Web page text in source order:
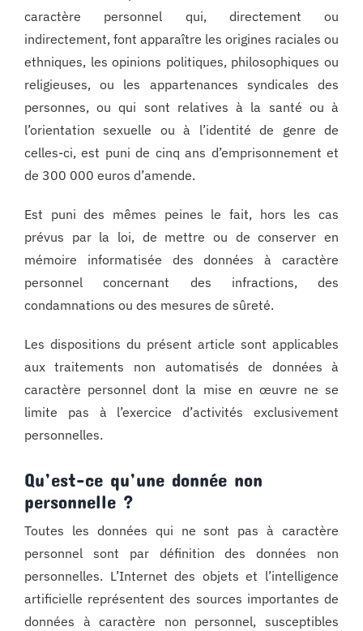
caractère personnel qui, directement ou
indirectement, font apparaître les origines raciales ou
ethniques, les opinions politiques, philosophiques ou
religieuses, ou les appartenances syndicales des
personnes, ou qui sont relatives à la santé ou à
l’orientation sexuelle ou à l’identité de genre de
celles-ci, est puni de cinq ans d’emprisonnement et
de 300 000 euros d’amende.
Est puni des mêmes peines le fait, hors les cas
prévus par la loi, de mettre ou de conserver en
mémoire informatisée des données à caractère
personnel concernant des infractions, des
condamnations ou des mesures de sûreté.
Les dispositions du présent article sont applicables
aux traitements non automatisés de données à
caractère personnel dont la mise en œuvre ne se
limite pas à l’exercice d’activités exclusivement
personnelles.
Qu’est-ce qu’une donnée non
personnelle ?
Toutes les données qui ne sont pas à caractère
personnel sont par définition des données non
personnelles. L’Internet des objets et l’intelligence
artificielle représentent des sources importantes de
données à caractère non personnel, susceptibles